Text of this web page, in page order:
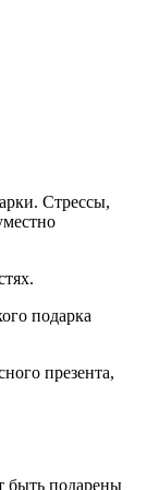
Стрессы,
подарка
презента,
быть подарены